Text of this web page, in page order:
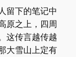
留下的笔记中
原之上，四周
这传言越传越
大雪山上定有